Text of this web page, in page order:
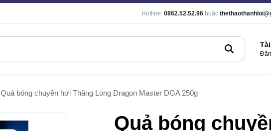
Hotline: 0862.52.52.96 hoặc
Quả bóng chuyền hơi Thăng Long Dragon Master DGA 250g
Quả bóng